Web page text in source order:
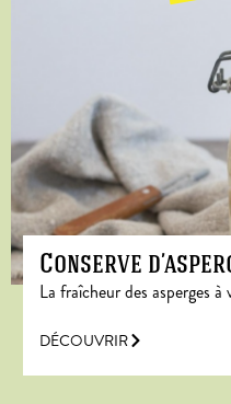
Conserve
La fraîcheur des asperges
DÉCOUVRIR